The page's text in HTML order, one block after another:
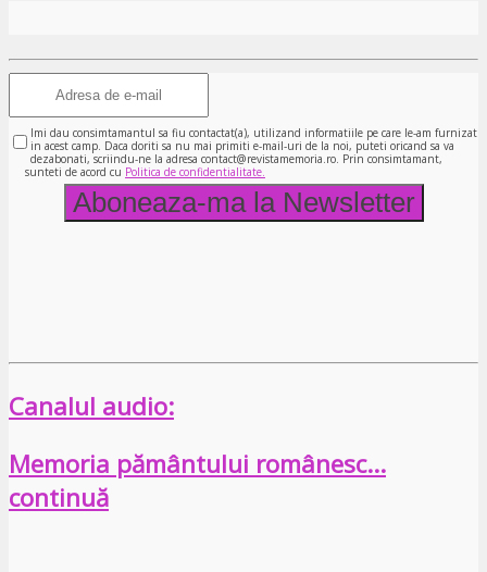
Imi dau consimtamantul sa fiu contactat(a), utilizand informatiile pe care le-am furnizat
in acest camp. Daca doriti sa nu mai primiti e-mail-uri de la noi, puteti oricand sa va
dezabonati, scriindu-ne la adresa contact@revistamemoria.ro. Prin consimtamant,
sunteti de acord cu Politica de confidentialitate.
Canalul audio:
Memoria pământului românesc…
continuă